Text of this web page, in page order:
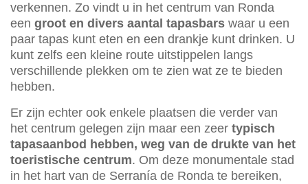
verkennen. Zo vindt u in het centrum van Ronda
een groot en divers aantal tapasbars waar u een
paar tapas kunt eten en een drankje kunt drinken. U
kunt zelfs een kleine route uitstippelen langs
verschillende plekken om te zien wat ze te bieden
hebben.
Er zijn echter ook enkele plaatsen die verder van
het centrum gelegen zijn maar een zeer typisch
tapasaanbod hebben, weg van de drukte van het
toeristische centrum. Om deze monumentale stad
in het hart van de Serranía de Ronda te bereiken,